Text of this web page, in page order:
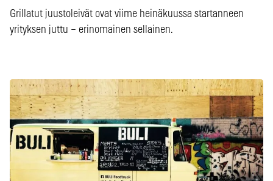
Grillatut juustoleivät ovat viime heinäkuussa startanneen
yrityksen juttu – erinomainen sellainen.